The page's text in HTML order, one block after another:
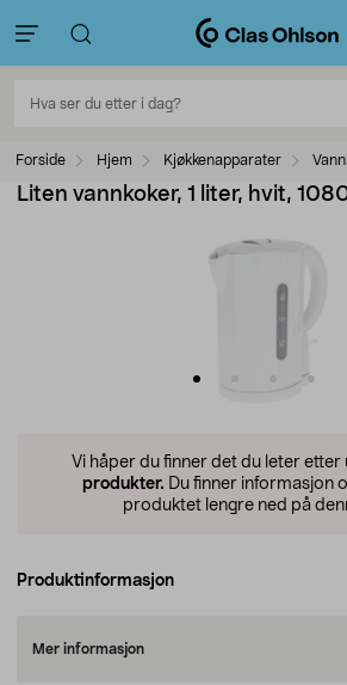
Forside Hjem Kjøkkenapparater
Liten vannkoker, 1 liter, hvit,
Vi håper du finner det du leter etter
produkter. Du finner informasjon
produktet lengre ned på
Produktinformasjon
Mer informasjon